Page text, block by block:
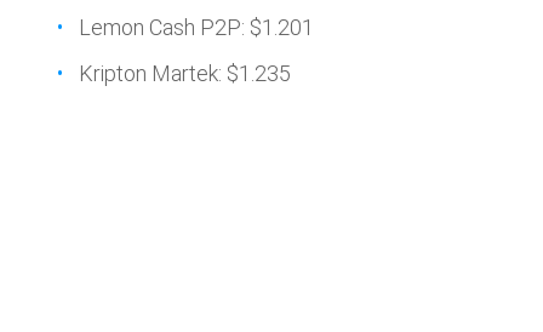
Lemon Cash P2P: $1.201
Kripton Martek: $1.235